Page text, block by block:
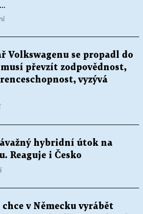
Volkswagenu se propadl do
převzít zodpovědnost,
vyzývá
hybridní útok na
Reaguje i Česko
chce v Německu vyrábět